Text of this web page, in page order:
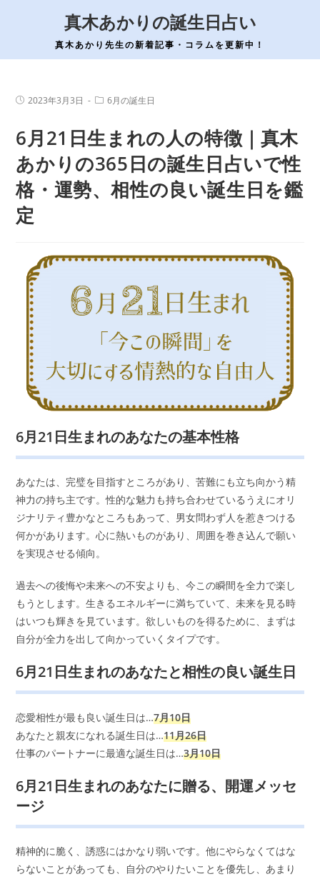
ン
真木あかりの誕生日占い
真木あかり先生の新着記事・コラムを更新中！
投
開
日:
2023年3月3日
投
テ
ゴ
ー:
6月の誕生日
6月21日生まれの人の特徴｜真木
あかりの365日の誕生日占いで性
格・運勢、相性の良い誕生日を鑑
定
6月21日生まれのあなたの基本性格
あなたは、完璧を目指すところがあり、苦難にも立ち向かう精
神力の持ち主です。性的な魅力も持ち合わせているうえにオリ
ジナリティ豊かなところもあって、男女問わず人を惹きつける
何かがあります。心に熱いものがあり、周囲を巻き込んで願い
を実現させる傾向。
過去への後悔や未来への不安よりも、今この瞬間を全力で楽し
もうとします。生きるエネルギーに満ちていて、未来を見る時
はいつも輝きを見ています。欲しいものを得るために、まずは
自分が全力を出して向かっていくタイプです。
6月21日生まれのあなたと相性の良い誕生日
恋愛相性が最も良い誕生日は…7月10日
あなたと親友になれる誕生日は…11月26日
仕事のパートナーに最適な誕生日は…3月10日
6月21日生まれのあなたに贈る、開運メッセ
ージ
精神的に脆く、誘惑にはかなり弱いです。他にやらなくてはな
らないことがあっても、自分のやりたいことを優先し、あまり